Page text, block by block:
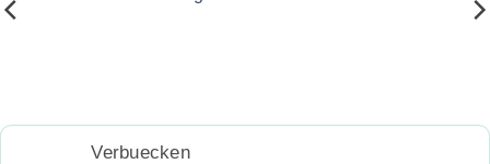
Verbuecken